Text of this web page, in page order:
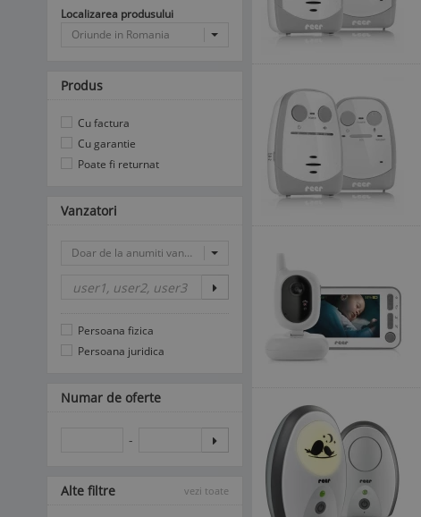
Localizarea produsului
Oriunde in Romania
Produs
Cu factura
Cu garantie
Poate fi returnat
Vanzatori
Doar de la anumiti vanzatori
Persoana fizica
Persoana juridica
Numar de oferte
-
Alte filtre vezi toate